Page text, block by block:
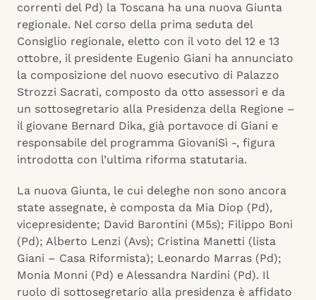
correnti del Pd) la Toscana ha una nuova Giunta
regionale. Nel corso della prima seduta del
Consiglio regionale, eletto con il voto del 12 e 13
ottobre, il presidente Eugenio Giani ha annunciato
la composizione del nuovo esecutivo di Palazzo
Strozzi Sacrati, composto da otto assessori e da
un sottosegretario alla Presidenza della Regione –
il giovane Bernard Dika, già portavoce di Giani e
responsabile del programma GiovaniSì -, figura
introdotta con l’ultima riforma statutaria.
La nuova Giunta, le cui deleghe non sono ancora
state assegnate, è composta da Mia Diop (Pd),
vicepresidente; David Barontini (M5s); Filippo Boni
(Pd); Alberto Lenzi (Avs); Cristina Manetti (lista
Giani – Casa Riformista); Leonardo Marras (Pd);
Monia Monni (Pd) e Alessandra Nardini (Pd). Il
ruolo di sottosegretario alla presidenza è affidato